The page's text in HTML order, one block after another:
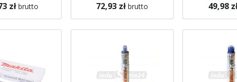
zł brutto 72,93 zł brutto 49,98